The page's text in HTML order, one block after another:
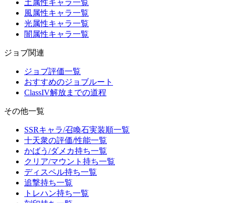
土属性キャラ一覧
風属性キャラ一覧
光属性キャラ一覧
闇属性キャラ一覧
ジョブ関連
ジョブ評価一覧
おすすめのジョブルート
ClassIV解放までの道程
その他一覧
SSRキャラ/召喚石実装順一覧
十天衆の評価/性能一覧
かばう/ダメカ持ち一覧
クリア/マウント持ち一覧
ディスペル持ち一覧
追撃持ち一覧
トレハン持ち一覧